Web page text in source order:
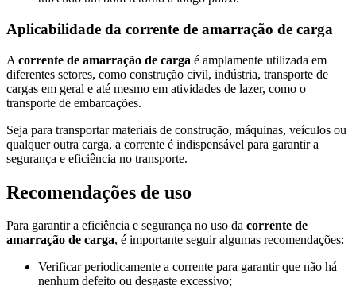
Aplicabilidade da corrente de amarração de carga
A corrente de amarração de carga é amplamente utilizada em
diferentes setores, como construção civil, indústria, transporte de
cargas em geral e até mesmo em atividades de lazer, como o
transporte de embarcações.
Seja para transportar materiais de construção, máquinas, veículos ou
qualquer outra carga, a corrente é indispensável para garantir a
segurança e eficiência no transporte.
Recomendações de uso
Para garantir a eficiência e segurança no uso da corrente de
amarração de carga, é importante seguir algumas recomendações:
Verificar periodicamente a corrente para garantir que não há
nenhum defeito ou desgaste excessivo;